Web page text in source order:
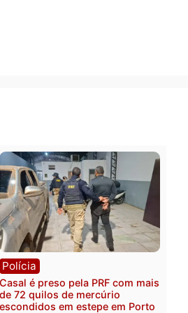
político, Roberto Sobrinho
também agregar movimentos
indica que Sobrinho pode